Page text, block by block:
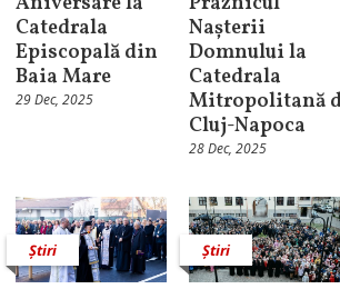
Catedrala
Episcopală din
Baia Mare
29 Dec, 2025
Nașterii
Domnului la
Catedrala
Mitropolitană
Cluj-Napoca
28 Dec, 2025
Știri Știri